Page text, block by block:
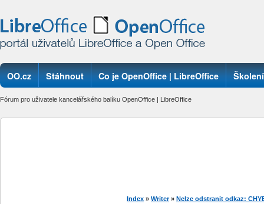
OO.cz Stáhnout Co je OpenOffice | LibreOffice Školení
Fórum pro uživatele kancelářského balíku OpenOffice | LibreOffice
Index » Writer » Nelze odstranit odkaz: